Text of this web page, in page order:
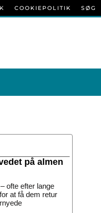
COOKIEPOLITIK SØG
på almen
ofte efter lange
at få dem retur